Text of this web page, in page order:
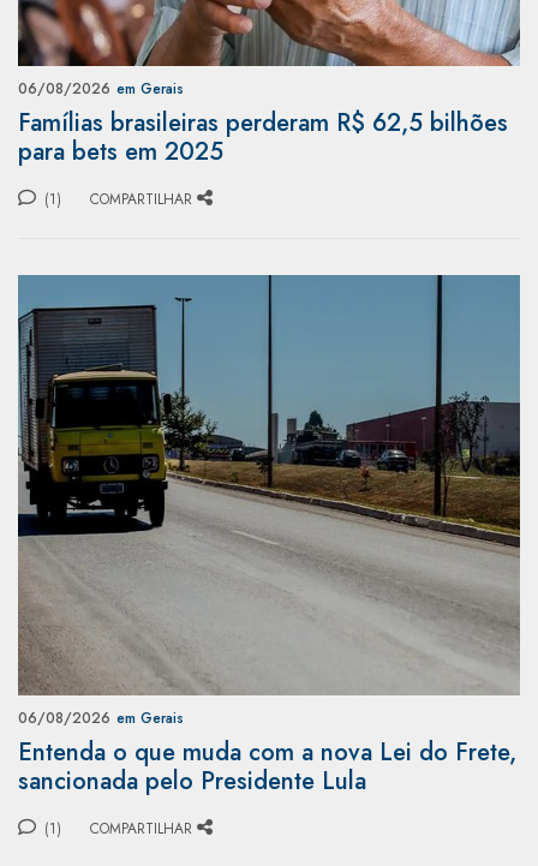
06/08/2026 em Gerais
Famílias brasileiras perderam R$ 62,5 bilhões
para bets em 2025
(1) COMPARTILHAR
06/08/2026 em Gerais
Entenda o que muda com a nova Lei do Frete,
sancionada pelo Presidente Lula
(1) COMPARTILHAR